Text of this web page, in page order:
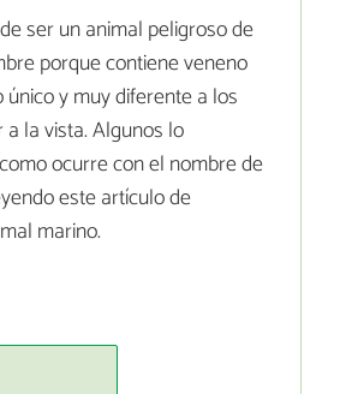
ser un animal peligroso de
porque contiene veneno
y muy diferente a los
la vista. Algunos lo
ocurre con el nombre de
este artículo de
marino.